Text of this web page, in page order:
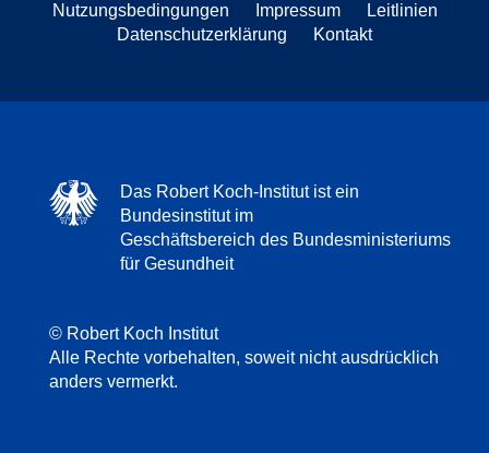
Nutzungsbedingungen Impressum
Leitlinien
Datenschutzerklärung
Kontakt
Das Robert Koch-Institut ist ein
Bundesinstitut im
Geschäftsbereich des Bundesministeriums
für Gesundheit
© Robert Koch Institut
Alle Rechte vorbehalten, soweit nicht ausdrücklich
anders vermerkt.